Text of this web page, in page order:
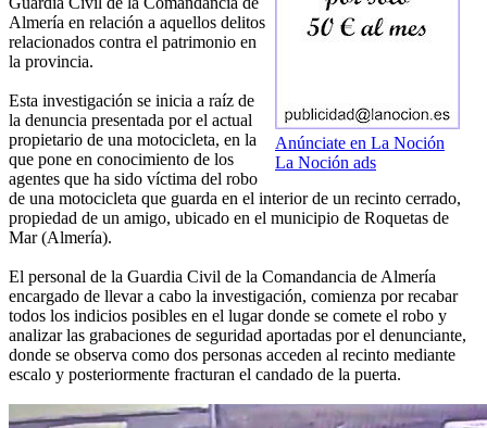
Anúnciate en La Noción
La Noción ads
Almería en relación a aquellos delitos
relacionados contra el patrimonio en
la provincia.
Esta investigación se inicia a raíz de
la denuncia presentada por el actual
propietario de una motocicleta, en la
que pone en conocimiento de los
agentes que ha sido víctima del robo
de una motocicleta que guarda en el interior de un recinto cerrado,
propiedad de un amigo, ubicado en el municipio de Roquetas de
Mar (Almería).
El personal de la Guardia Civil de la Comandancia de Almería
encargado de llevar a cabo la investigación, comienza por recabar
todos los indicios posibles en el lugar donde se comete el robo y
analizar las grabaciones de seguridad aportadas por el denunciante,
donde se observa como dos personas acceden al recinto mediante
escalo y posteriormente fracturan el candado de la puerta.